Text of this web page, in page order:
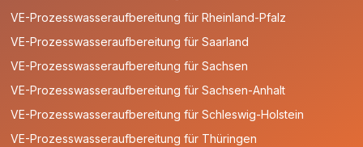
VE-Prozesswasseraufbereitung für Rheinland-Pfalz
VE-Prozesswasseraufbereitung für Saarland
VE-Prozesswasseraufbereitung für Sachsen
VE-Prozesswasseraufbereitung für Sachsen-Anhalt
VE-Prozesswasseraufbereitung für Schleswig-Holstein
VE-Prozesswasseraufbereitung für Thüringen